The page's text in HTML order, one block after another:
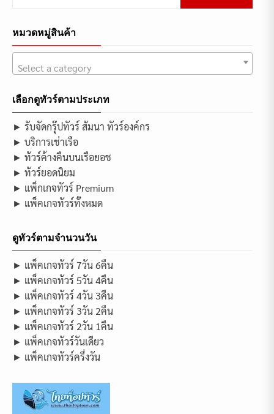
หมวดหมู่สินค้า
Select a category
เลือกดูทัวร์ตามประเภท
► รับจัดกรุ๊ปทัวร์ สัมนา ทัวร์องค์กร
► บริการเช่าเรือ
► ทัวร์ค้างคืนบนเรือยอช
► ทัวร์ยอดนิยม
► แพ็กเกจทัวร์ Premium
► แพ็คเกจทัวร์ทั้งหมด
ดูทัวร์ตามจำนวนวัน
► แพ็คเกจทัวร์ 7วัน 6คืน
► แพ็คเกจทัวร์ 5วัน 4คืน
► แพ็คเกจทัวร์ 4วัน 3คืน
► แพ็คเกจทัวร์ 3วัน 2คืน
► แพ็คเกจทัวร์ 2วัน 1คืน
► แพ็คเกจทัวร์วันเดียว
► แพ็คเกจทัวร์ครึ่งวัน